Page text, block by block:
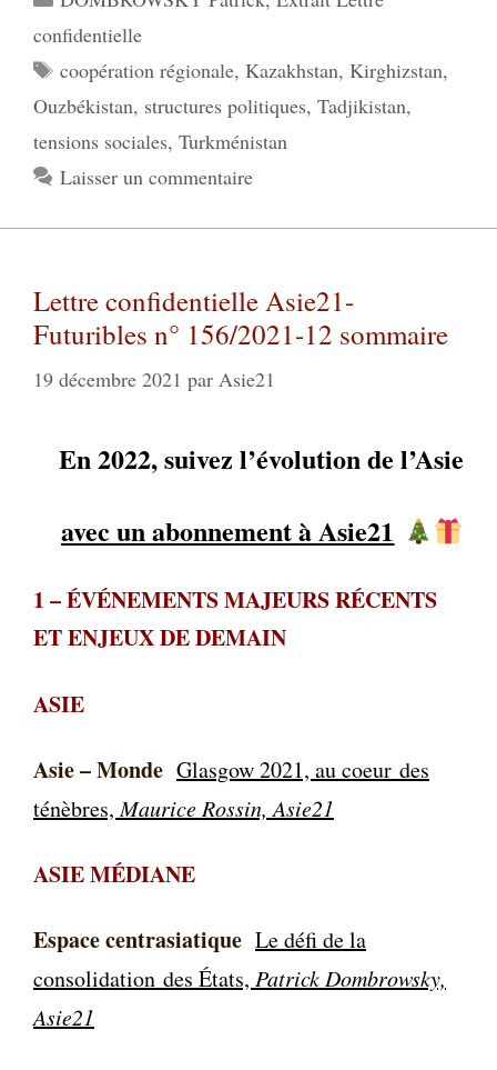
confidentielle
Étiquettes
coopération régionale, Kazakhstan, Kirghizstan,
Ouzbékistan, structures politiques, Tadjikistan,
tensions sociales, Turkménistan
Laisser un commentaire
Lettre confidentielle Asie21-
Futuribles n° 156/2021-12 sommaire
19 décembre 2021 par Asie21
En 2022, suivez l’évolution de l’Asie
avec un abonnement à Asie21
1 –ÉVÉNEMENTS MAJEURS RÉCENTS
ET ENJEUX DE DEMAIN
ASIE
Asie – Monde Glasgow 2021, au coeur des
ténèbres,Maurice Rossin, Asie21
ASIE MÉDIANE
Espace centrasiatique Le défi de la
consolidation des États, Patrick Dombrowsky,
Asie21